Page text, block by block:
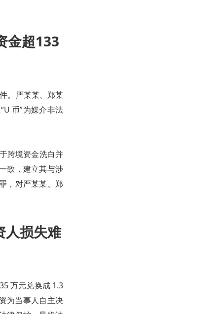
金超133
。严某某、郑某
币”为媒介非法
跨境资金洗白并
致，建立其与涉
，对严某某、郑
人损失难
万元兑换成 1.3
为当事人自主决